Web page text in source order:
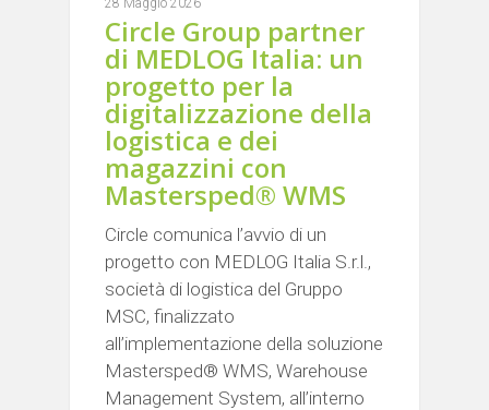
Circle Group partner
di MEDLOG Italia: un
progetto per la
digitalizzazione della
logistica e dei
magazzini con
Mastersped® WMS
Circle comunica l’avvio di un
progetto con MEDLOG Italia S.r.l.,
società di logistica del Gruppo
MSC, finalizzato
all’implementazione della soluzione
Mastersped® WMS, Warehouse
Management System, all’interno